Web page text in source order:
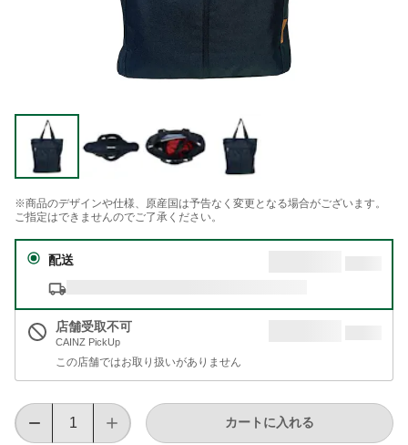
※商品のデザインや仕様、原産国は予告なく変更となる場合がございます。
ご指定はできませんのでご了承ください。
配送
店舗受取不可
CAINZ PickUp
この店舗ではお取り扱いがありません
カートに入れる